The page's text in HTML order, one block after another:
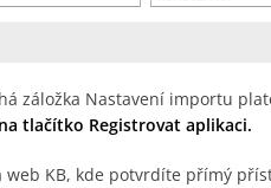
záložka Nastavení importu
tlačítko Registrovat aplikaci.
KB, kde potvrdíte přímý